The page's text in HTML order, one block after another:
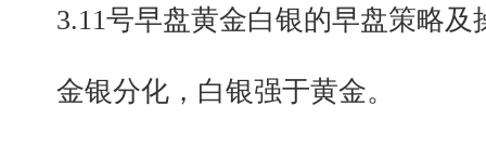
3.11号早盘黄金白银的早盘策略及
金银分化，白银强于黄金。